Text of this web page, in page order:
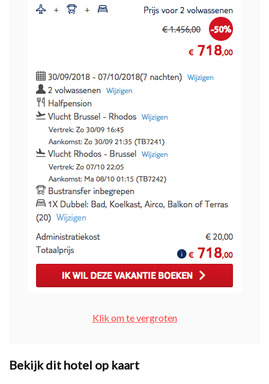
Klik om te vergroten
Bekijk dit hotel op kaart